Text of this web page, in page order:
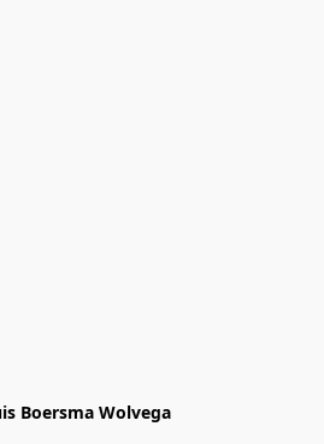
Boersma Wolvega